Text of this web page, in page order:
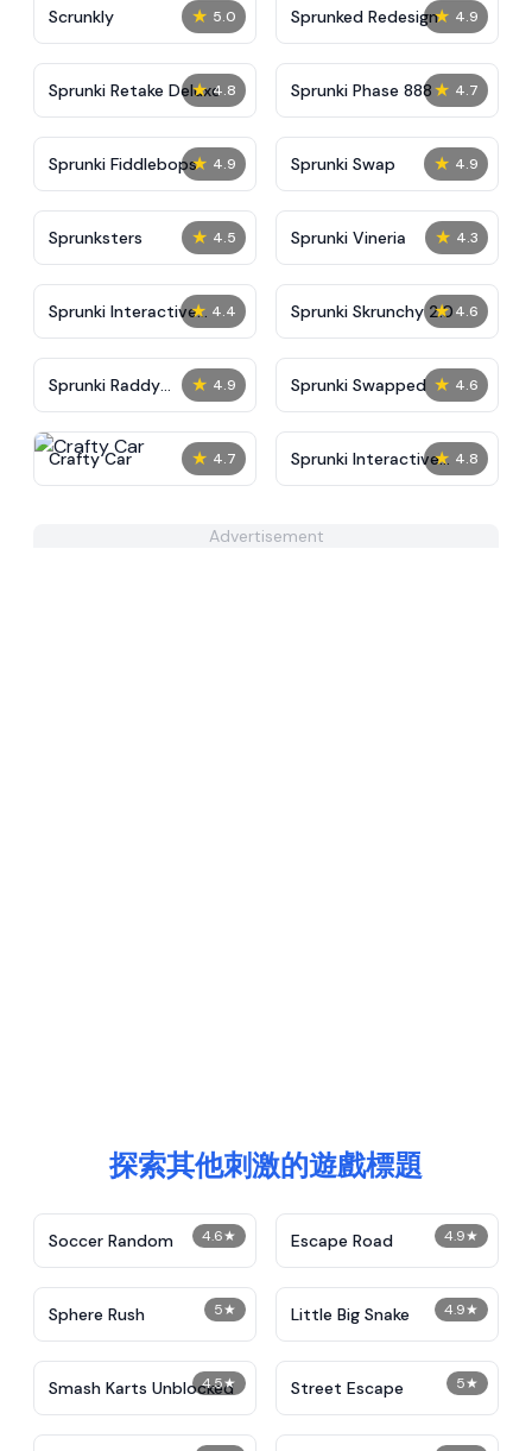
★ 5.0
Scrunkly ★ 4.9
Sprunked Redesign
★ 4.8
Sprunki Retake Deluxe ★ 4.7
Sprunki Phase 888
★ 4.9
Sprunki Fiddlebops ★ 4.9
Sprunki Swap
★ 4.5
Sprunksters ★ 4.3
Sprunki Vineria
★ 4.4
Sprunki Interactive
Tunner
★ 4.6
Sprunki Skrunchy 2.0
★ 4.9
Sprunki Raddy
Treatment
★ 4.6
Sprunki Swapped
★ 4.7
Crafty Car ★ 4.8
Sprunki Interactive
Phase 3
Advertisement
探索其他刺激的遊戲標題
4.6★
Soccer Random 4.9★
Escape Road
5★
Sphere Rush 4.9★
Little Big Snake
4.5★
Smash Karts Unblocked 5★
Street Escape